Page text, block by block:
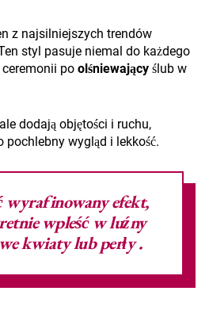
z najsilniejszych trendów
styl pasuje niemal do każdego
po olśniewający ślub w
dodają objętości i ruchu,
pochlebny wygląd i lekkość.
wyrafinowany efekt,
wpleść w luźny
kwiatylubperły.